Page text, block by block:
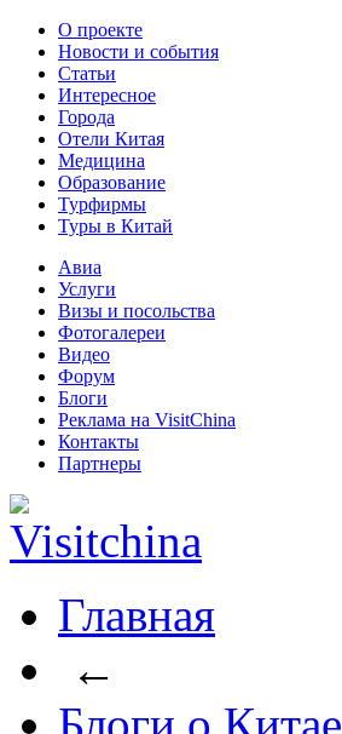
О проекте
Новости и события
Статьи
Интересное
Города
Отели Китая
Медицина
Образование
Турфирмы
Туры в Китай
Авиа
Услуги
Визы и посольства
Фотогалереи
Видео
Форум
Блоги
Реклама на VisitChina
Контакты
Партнеры
Главная
←